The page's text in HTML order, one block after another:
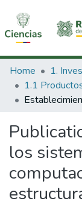
Communities &
All of DSpace
Home
los